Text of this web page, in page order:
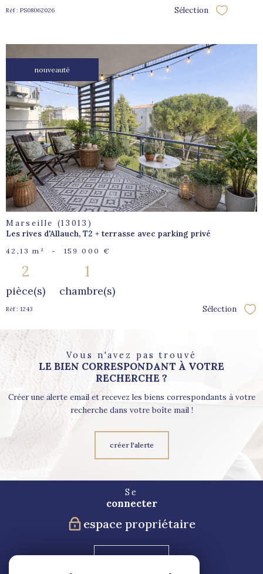
Réf : PS08062026 Sélection
nouveauté
voir le
bien
Marseille (13013)
Les rives d'Allauch, T2 + terrasse avec parking privé
42,13 m² - 159 000 €
2
pièce(s)
1
chambre(s)
Réf : 1243 Sélection
Vous n'avez pas trouvé
LE BIEN CORRESPONDANT À VOTRE
RECHERCHE ?
Créer une alerte email et recevez les biens correspondants à votre
recherche dans votre boîte mail !
créer l'alerte
Se
connecter
espace propriétaire